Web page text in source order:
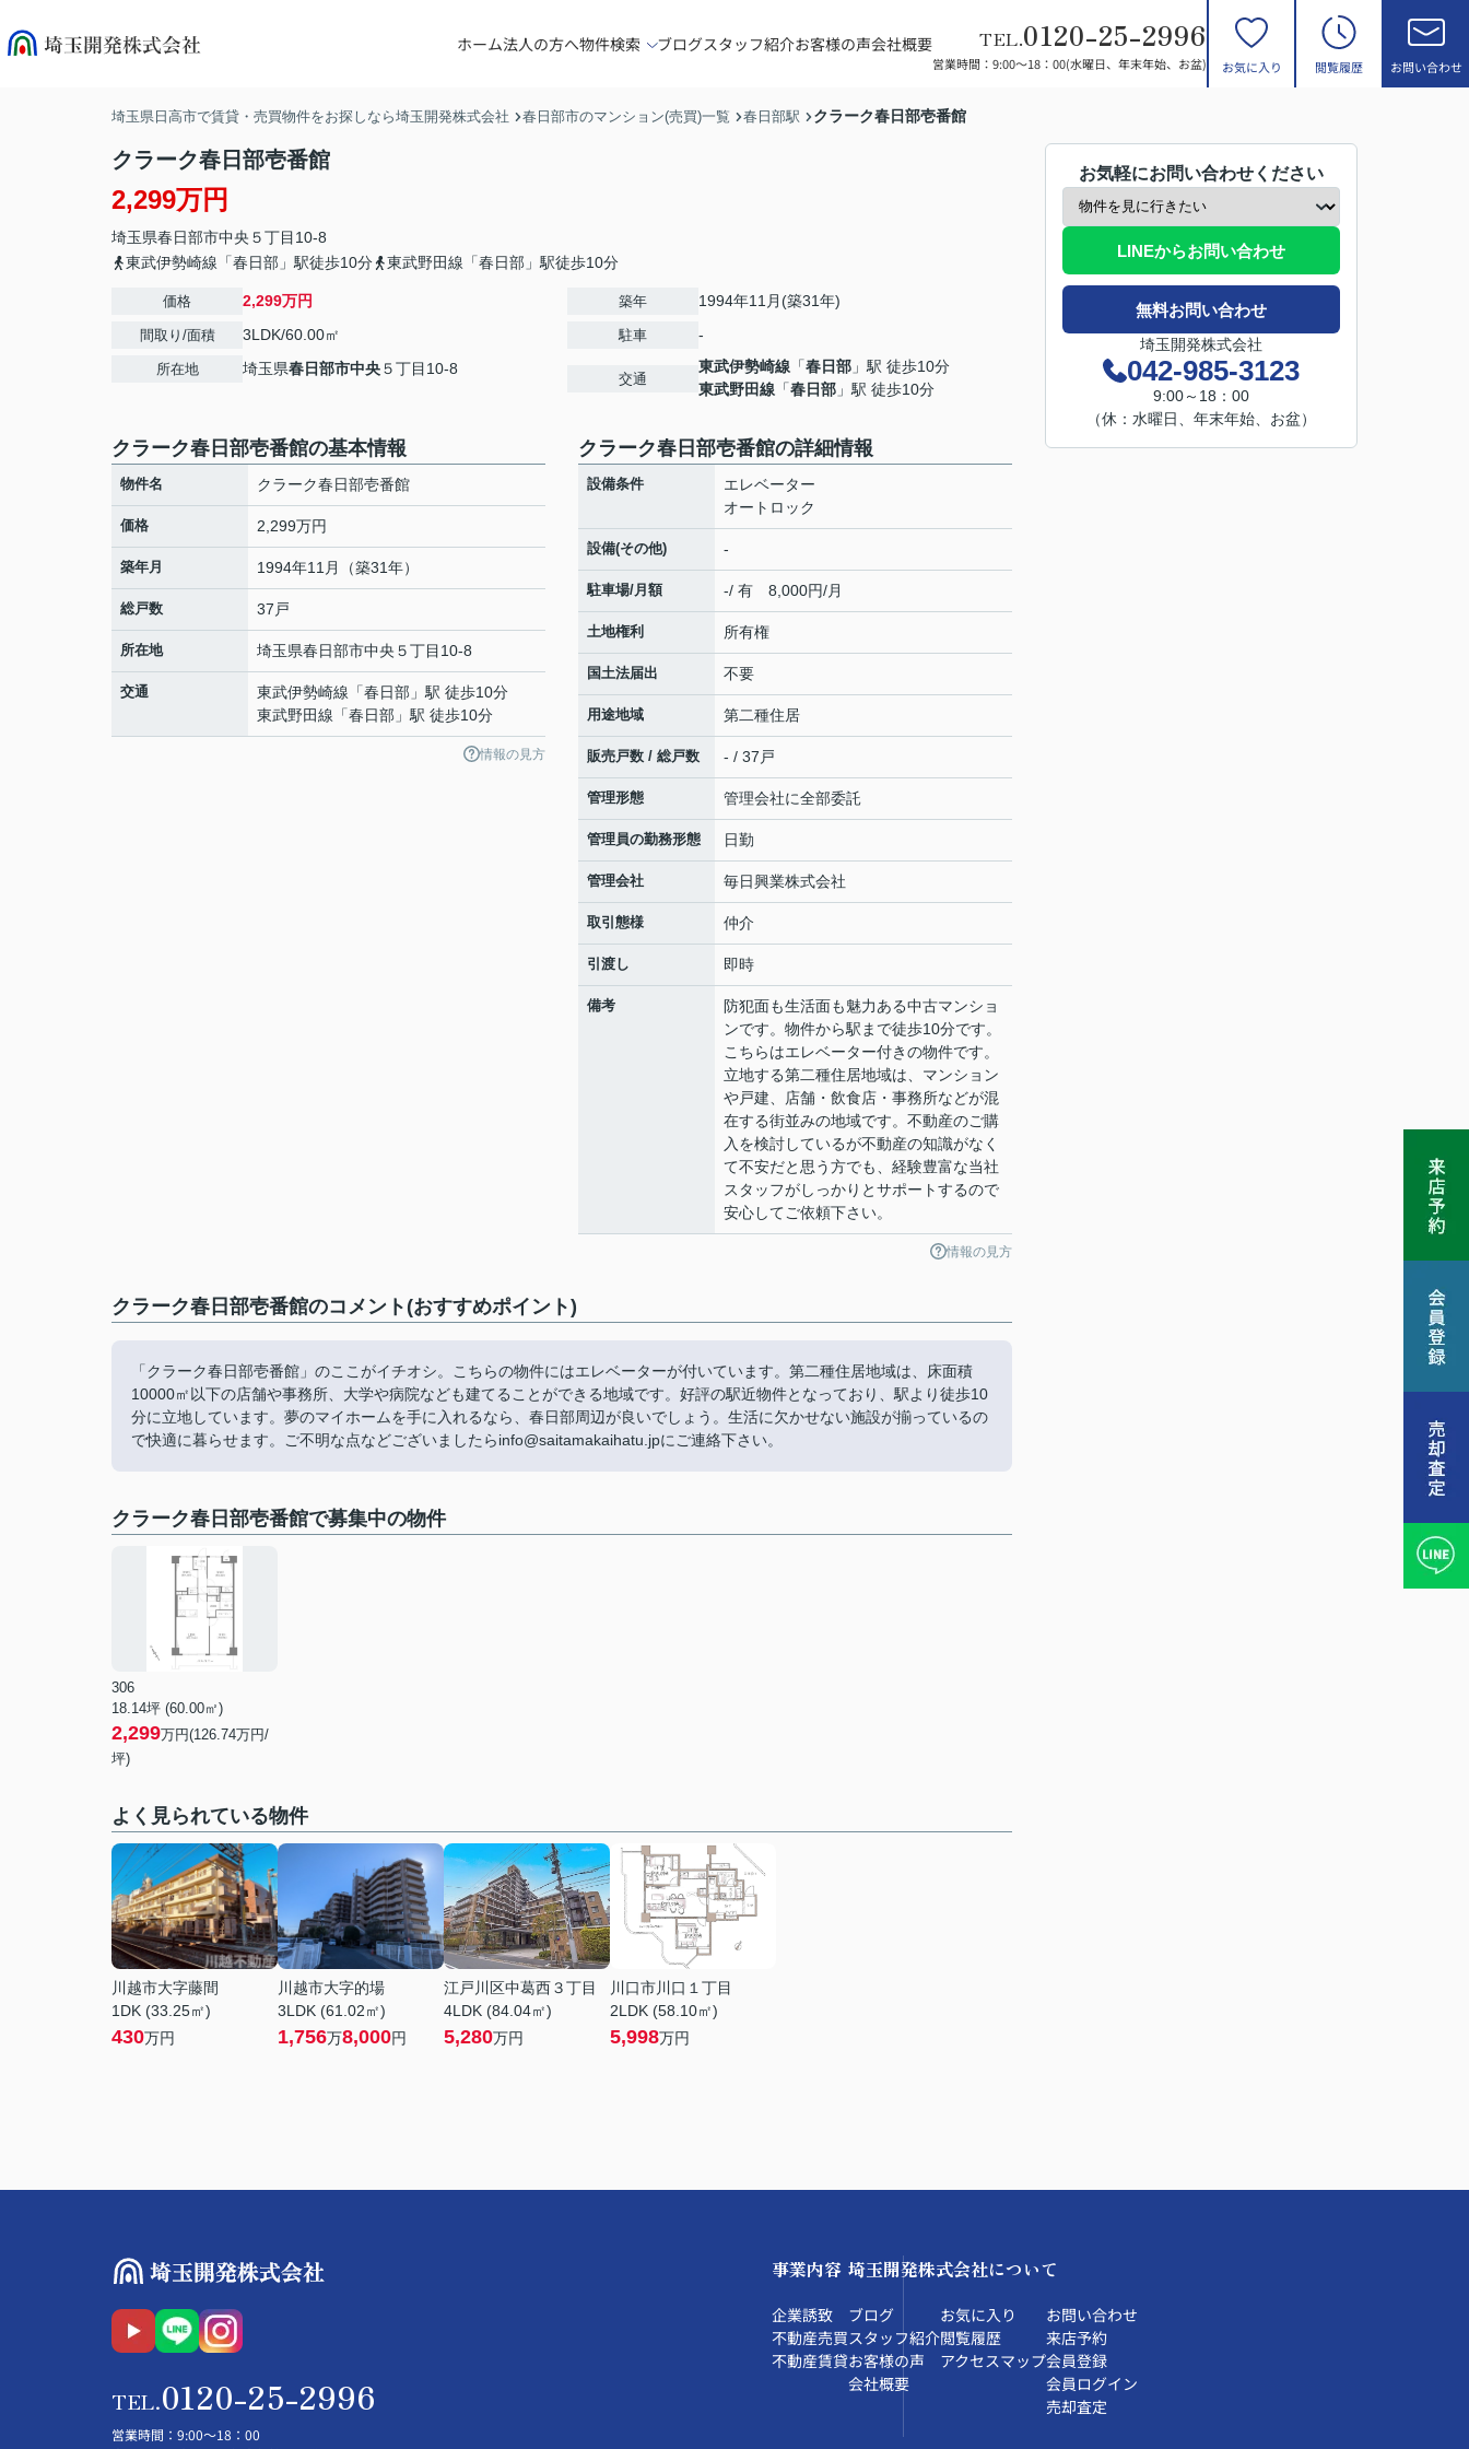
ホーム法人の方へ物件検索 ブログスタッフ紹介お客様の声会社概要 TEL.0120-25-2996
営業時間：9:00～18：00(水曜日、年末年始、お盆) お気に入り 閲覧履歴 お問い合わせ
埼玉県日高市で賃貸・売買物件をお探しなら埼玉開発株式会社 春日部市のマンション(売買)一覧 春日部駅 クラーク春日部壱番館
クラーク春日部壱番館
2,299万円
埼玉県春日部市中央 ５丁目10-8
東武伊勢崎線「春日部」駅徒歩10分
東武野田線「春日部」駅徒歩10分
価格 2,299万円
間取り/面積 3LDK/60.00㎡
所在地 埼玉県春日部市中央５丁目10-8
築年 1994年11月(築31年)
駐車 -
交通
東武伊勢崎線 「春日部 」駅 徒歩10分
東武野田線 「春日部 」駅 徒歩10分
クラーク春日部壱番館の基本情報
物件名 クラーク春日部壱番館
価格 2,299万円
築年月 1994年11月（築31年）
総戸数 37戸
所在地 埼玉県春日部市中央 ５丁目10-8
交通 東武伊勢崎線 「春日部 」駅 徒歩10分
東武野田線 「春日部 」駅 徒歩10分
情報の見方
クラーク春日部壱番館の詳細情報
設備条件
エレベーター
オートロック
設備(その他) -
駐車場/月額 -/ 有 8,000円/月
土地権利 所有権
国土法届出 不要
用途地域 第二種住居
販売戸数 / 総戸数 - / 37戸
管理形態 管理会社に全部委託
管理員の勤務形態 日勤
管理会社 毎⽇興業株式会社
取引態様 仲介
引渡し 即時
備考
防犯面も生活面も魅力ある中古マンショ
ンです。物件から駅まで徒歩10分です。
こちらはエレベーター付きの物件です。
立地する第二種住居地域は、マンション
や戸建、店舗・飲食店・事務所などが混
在する街並みの地域です。不動産のご購
入を検討しているが不動産の知識がなく
て不安だと思う方でも、経験豊富な当社
スタッフがしっかりとサポートするので
安心してご依頼下さい。
情報の見方
クラーク春日部壱番館のコメント(おすすめポイント)
「クラーク春日部壱番館」のここがイチオシ。こちらの物件にはエレベーターが付いています。第二種住居地域は、床面積
10000㎡以下の店舗や事務所、大学や病院なども建てることができる地域です。好評の駅近物件となっており、駅より徒歩10
分に立地しています。夢のマイホームを手に入れるなら、春日部周辺が良いでしょう。生活に欠かせない施設が揃っているの
で快適に暮らせます。ご不明な点などございましたらinfo@saitamakaihatu.jpにご連絡下さい。
クラーク春日部壱番館で募集中の物件
306
18.14坪 (60.00㎡)
2,299万円(126.74万円/
坪)
よく見られている物件
川越市大字藤間
1DK (33.25㎡)
430万円
川越市大字的場
3LDK (61.02㎡)
1,756万8,000円
江戸川区中葛西３丁目
4LDK (84.04㎡)
5,280万円
川口市川口１丁目
2LDK (58.10㎡)
5,998万円
お気軽にお問い合わせください
LINEからお問い合わせ
無料お問い合わせ
埼玉開発株式会社
042-985-3123
9:00～18：00
（休：水曜日、年末年始、お盆）
TEL.0120-25-2996
営業時間 ：9:00～18：00
事業内容
企業誘致
不動産売買
不動産賃貸
埼玉開発株式会社について
ブログ
スタッフ紹介
お客様の声
会社概要
お気に入り
閲覧履歴
アクセスマップ
お問い合わせ
来店予約
会員登録
会員ログイン
売却査定